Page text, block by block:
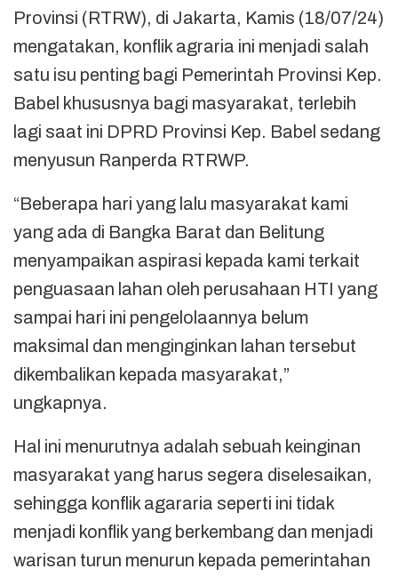
Provinsi (RTRW), di Jakarta, Kamis (18/07/24)
mengatakan, konflik agraria ini menjadi salah
satu isu penting bagi Pemerintah Provinsi Kep.
Babel khususnya bagi masyarakat, terlebih
lagi saat ini DPRD Provinsi Kep. Babel sedang
menyusun Ranperda RTRWP.
“Beberapa hari yang lalu masyarakat kami
yang ada di Bangka Barat dan Belitung
menyampaikan aspirasi kepada kami terkait
penguasaan lahan oleh perusahaan HTI yang
sampai hari ini pengelolaannya belum
maksimal dan menginginkan lahan tersebut
dikembalikan kepada masyarakat,”
ungkapnya.
Hal ini menurutnya adalah sebuah keinginan
masyarakat yang harus segera diselesaikan,
sehingga konflik agararia seperti ini tidak
menjadi konflik yang berkembang dan menjadi
warisan turun menurun kepada pemerintahan